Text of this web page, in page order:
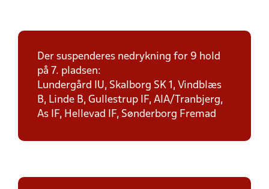
Der suspenderes nedrykning for 9 hold
på 7. pladsen:
Lundergård IU, Skalborg SK 1, Vindblæs
B, Linde B, Gullestrup IF, AIA/Tranbjerg,
As IF, Hellevad IF, Sønderborg Fremad